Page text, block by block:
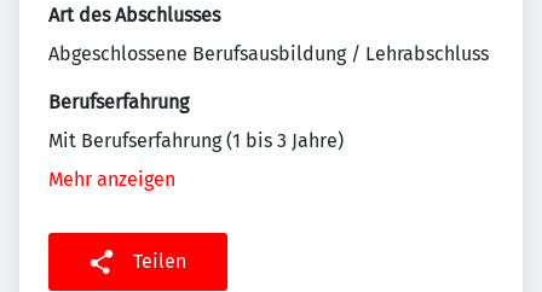
Art des Abschlusses
Abgeschlossene Berufsausbildung / Lehrabschluss
Berufserfahrung
Mit Berufserfahrung (1 bis 3 Jahre)
Mehr anzeigen
Teilen